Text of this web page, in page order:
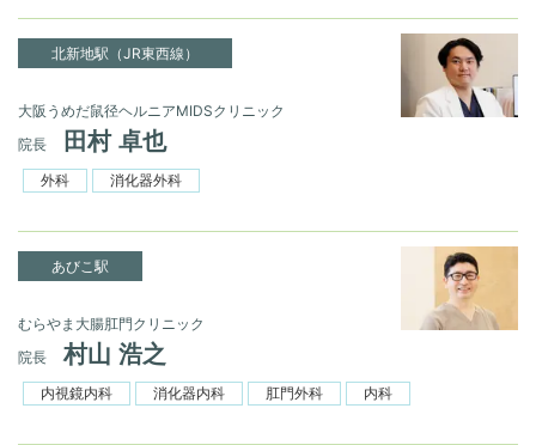
北新地駅（JR東西線）
大阪うめだ鼠径ヘルニアMIDSクリニック
院長
田村 卓也
外科 消化器外科
あびこ駅
むらやま大腸肛門クリニック
院長
村山 浩之
内視鏡内科 消化器内科 肛門外科 内科